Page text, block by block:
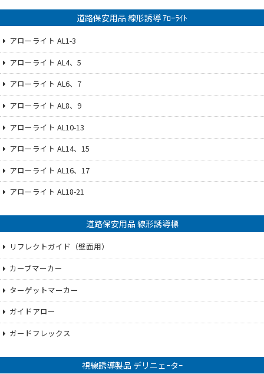
道路保安用品 線形誘導 ｱﾛｰﾗｲﾄ
アローライト AL1-3
アローライト AL4、5
アローライト AL6、7
アローライト AL8、9
アローライト AL10-13
アローライト AL14、15
アローライト AL16、17
アローライト AL18-21
道路保安用品 線形誘導標
リフレクトガイド（壁面用）
カーブマーカー
ターゲットマーカー
ガイドアロー
ガードフレックス
視線誘導製品 デリニェｰタｰ